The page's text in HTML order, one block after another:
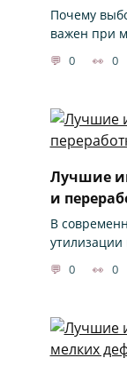
Почему
важен при
0 0
Лучшие
и
В
утилизации
0 0